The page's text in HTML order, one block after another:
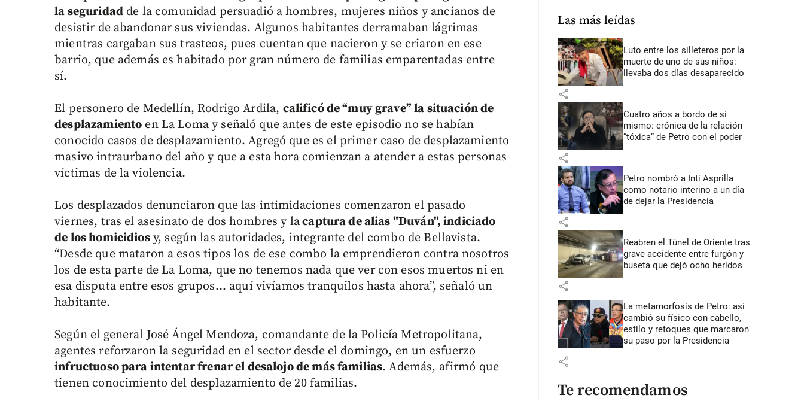
la seguridad de la comunidad persuadió a hombres, mujeres niños y ancianos de
desistir de abandonar sus viviendas. Algunos habitantes derramaban lágrimas
mientras cargaban sus trasteos, pues cuentan que nacieron y se criaron en ese
barrio, que además es habitado por gran número de familias emparentadas entre
sí.
El personero de Medellín, Rodrigo Ardila, calificó de “muy grave” la situación de
desplazamiento en La Loma y señaló que antes de este episodio no se habían
conocido casos de desplazamiento. Agregó que es el primer caso de desplazamiento
masivo intraurbano del año y que a esta hora comienzan a atender a estas personas
víctimas de la violencia.
Los desplazados denunciaron que las intimidaciones comenzaron el pasado
viernes, tras el asesinato de dos hombres y lacaptura de alias "Duván", indiciado
de los homicidiosy, según las autoridades, integrante del combo de Bellavista.
“Desde que mataron a esos tipos los de ese combo la emprendieron contra nosotros
los de esta parte de La Loma, que no tenemos nada que ver con esos muertos ni en
esa disputa entre esos grupos... aquí vivíamos tranquilos hasta ahora”, señaló un
habitante.
Según el general José Ángel Mendoza, comandante de la Policía Metropolitana,
agentes reforzaron la seguridad en el sector desde el domingo, en un esfuerzo
infructuoso para intentar frenar el desalojo de más familias. Además, afirmó que
tienen conocimiento del desplazamiento de 20 familias.
Las más leídas
Luto entre los silleteros por la
muerte de uno de sus niños:
llevaba dos días desaparecido
share
Cuatro años a bordo de sí
mismo: crónica de la relación
“tóxica” de Petro con el poder
share
Petro nombró a Inti Asprilla
como notario interino a un día
de dejar la Presidencia
share
Reabren el Túnel de Oriente tras
grave accidente entre furgón y
buseta que dejó ocho heridos
share
La metamorfosis de Petro: así
cambió su físico con cabello,
estilo y retoques que marcaron
su paso por la Presidencia
share
Te recomendamos